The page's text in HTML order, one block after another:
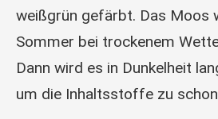
weißgrün gefärbt. Das Moos
Sommer bei trockenem
Dann wird es in Dunkelheit
um die Inhaltsstoffe zu